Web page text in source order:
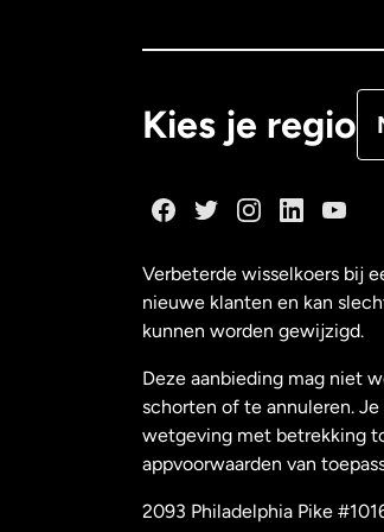
Kies je regio
Verbeterde wisselkoers bij
nieuwe klanten en kan
kunnen worden gewijzigd.
Deze aanbieding mag niet
schorten of te annuleren.
wetgeving met betrekking
appvoorwaarden van
2093 Philadelphia Pike